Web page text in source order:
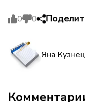
0 0
Яна